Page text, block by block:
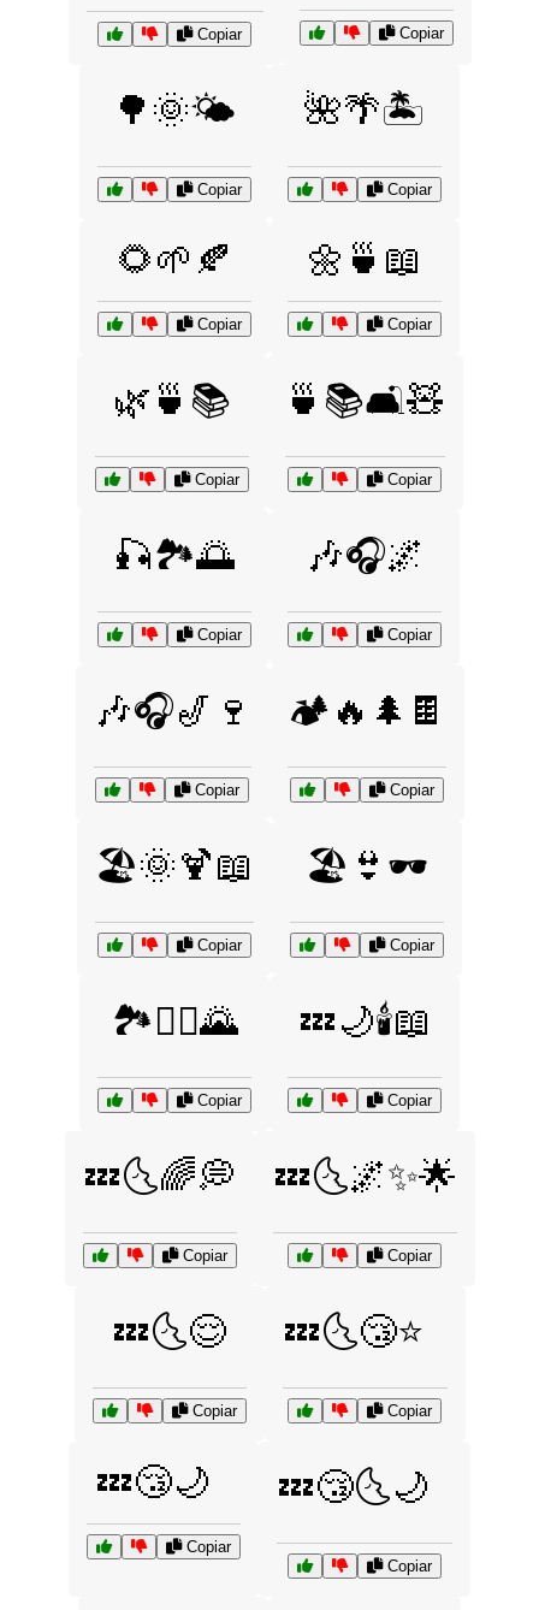
Copiar Copiar
🌳🌞🌤️
Copiar
🌺🌴🏝️
Copiar
🌻🌱🍂
Copiar
🌼🍵📖
Copiar
🌿🍵📚
Copiar
🍵📚🛋️🧸
Copiar
🎣🏞️🌅
Copiar
🎶🎧🌌
Copiar
🎶🎧🎷🍷
Copiar
🏕️🔥🌲🍫
Copiar
🏖️🌞🍹📖
Copiar
🏖️👙🕶️
Copiar
🏞️🚴‍♀️🌄
Copiar
💤🌙🕯️📖
Copiar
💤🌜🌈💭
Copiar
💤🌜🌌✨🌟
Copiar
💤🌜😌
Copiar
💤🌜😴⭐
Copiar
💤😴🌙
Copiar
💤😴🌜🌙
Copiar